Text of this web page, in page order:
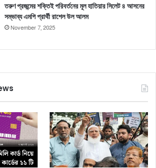
তরুণ প্রজন্মের শক্তিই পরিবর্তনের মূল হাতিয়ার সিলেট ৪ আসনের
সম্ভাব্য এমপি প্রার্থী রাশেল উল আলম
November 7, 2025